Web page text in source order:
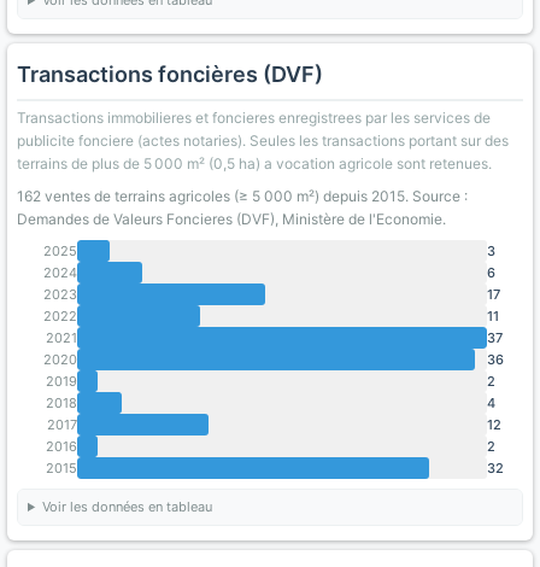
Transactions foncières (DVF)
Transactions immobilieres et foncieres enregistrees par les services de
publicite fonciere (actes notaries). Seules les transactions portant sur des
terrains de plus de 5 000 m² (0,5 ha) a vocation agricole sont retenues.
162 ventes de terrains agricoles (≥ 5 000 m²) depuis 2015. Source :
Demandes de Valeurs Foncieres (DVF), Ministère de l'Economie.
2025
3
2024
6
2023
17
2022
11
2021
37
2020
36
2019
2
2018
4
2017
12
2016
2
2015
32
Voir les données en tableau